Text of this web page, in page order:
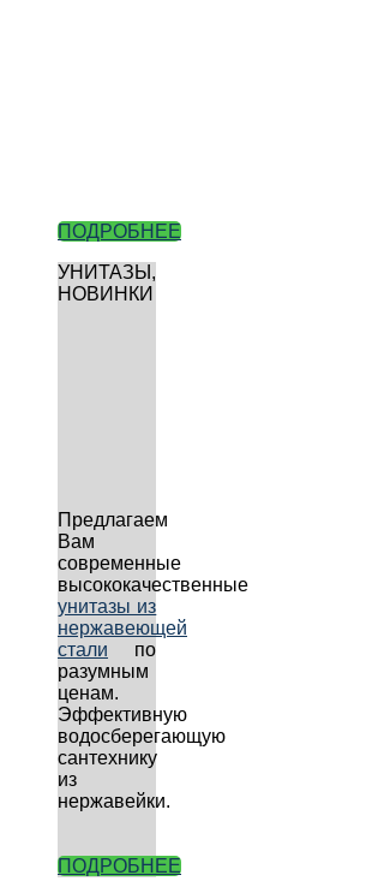
ПОДРОБНЕЕ
УНИТАЗЫ,
НОВИНКИ
Предлагаем
Вам
современные
высококачественные
унитазы из
нержавеющей
стали по
разумным
ценам.
Эффективную
водосберегающую
сантехнику
из
нержавейки.
ПОДРОБНЕЕ